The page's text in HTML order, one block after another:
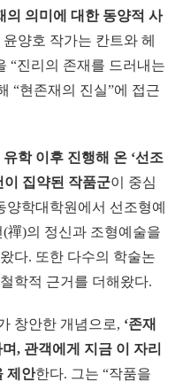
의 의미에 대한 동양적 사
윤양호 작가는 칸트와 헤
“진리의 존재를 드러내는
“현존재의 진실”에 접근
학 이후 진행해 온 ‘선조
이 집약된 작품군이 중심
학대학원에서 선조형예
禪)의 정신과 조형예술을
다. 또한 다수의 학술논
학적 근거를 더해왔다.
창안한 개념으로, ‘존재
, 관객에게 지금 이 자리
제안한다. 그는 “작품을